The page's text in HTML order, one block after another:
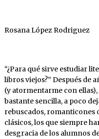
Rosana López Rodriguez
“¿Para qué sirve estudiar
libros viejos?” Después de
(y atormentarme con
bastante sencilla, a poco
rebuscados, romanticones
clásicos, los que siempre
desgracia de los alumnos